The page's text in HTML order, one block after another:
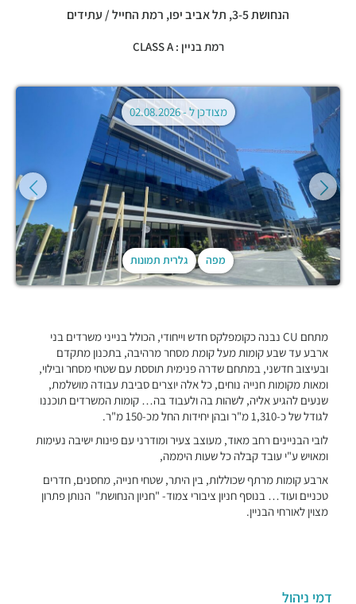
הנחושת 3-5, תל אביב יפו, רמת החייל / עתידים
רמת בניין : CLASS A
מפה גלרית תמונות
מצודכן ל -02.08.2026
מתחם CU נבנה כקומפלקס חדש וייחודי, הכולל בנייני משרדים בני
ארבע עד שבע קומות מעל קומת מסחר מרהיבה, בתכנון מתקדם
ובעיצוב חדשני, במתחם שדרה פנימית תוססת עם שטחי מסחר ובילוי,
ומאות מקומות חנייה נוחים, כל אלה יוצרים סביבת עבודה מושלמת,
שנעים להגיע אליה, לשהות בה ולעבוד בה… קומות המשרדים תוכננו
לגודל של כ-1,310 מ"ר ובהן יחידות החל מכ-150 מ"ר.
לובי הבניינים רחב מאוד, מעוצב צעיר ומודרני עם פינות ישיבה נעימות
ומאויש ע"י עובד קבלה כל שעות היממה,
ארבע קומות מרתף שכוללות, בין היתר, שטחי חנייה, מחסנים, חדרים
טכניים ועוד… בנוסף חניון ציבורי צמוד- "חניון הנחושת" הנותן פתרון
מצוין לאורחי הבניין.
דמי ניהול